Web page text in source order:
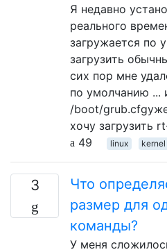
Я недавно
реального
загружается по
загрузить
сих пор мне
по умолчанию ...
/boot/
хочу загрузить
49
linux kernel
3
Что
размер для
команды?
У меня